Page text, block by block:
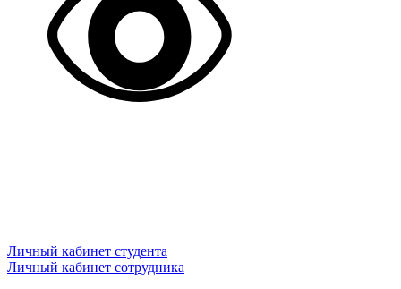
Личный кабинет студента
Личный кабинет сотрудника